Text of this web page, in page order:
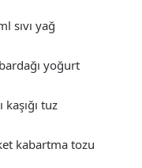
sıvı yağ
yoğurt
kaşığı tuz
kabartma tozu